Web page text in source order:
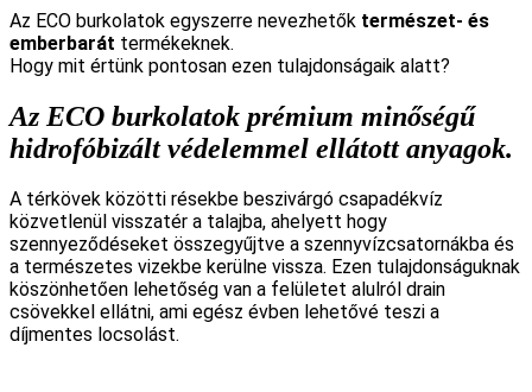
Az ECO burkolatok egyszerre nevezhetők természet- és
emberbarát termékeknek.
Hogy mit értünk pontosan ezen tulajdonságaik alatt?
Az ECO burkolatok prémium minőségű
hidrofóbizált védelemmel ellátott anyagok.
A térkövek közötti résekbe beszivárgó csapadékvíz
közvetlenül visszatér a talajba, ahelyett hogy
szennyeződéseket összegyűjtve a szennyvízcsatornákba és
a természetes vizekbe kerülne vissza. Ezen tulajdonságuknak
köszönhetően lehetőség van a felületet alulról drain
csövekkel ellátni, ami egész évben lehetővé teszi a
díjmentes locsolást.